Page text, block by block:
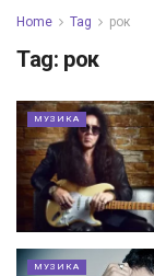
Home Tag рок
Tag: рок
МУЗИКА
МУЗИКА